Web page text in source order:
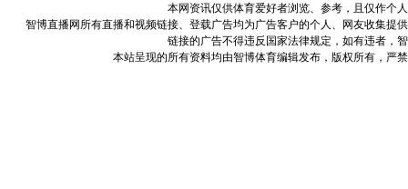
本网资讯仅供体育爱好者浏览、参考，且仅作个
智博直播网所有直播和视频链接、登载广告均为广告客户的个人、网友收集提
链接的广告不得违反国家法律规定，如有违者，
本站呈现的所有资料均由智博体育编辑发布，版权所有，严